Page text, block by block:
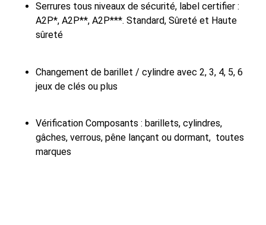
Serrures tous niveaux de sécurité, label certifier :
A2P*, A2P**, A2P***. Standard, Sûreté et Haute
sûreté
Changement de barillet / cylindre avec 2, 3, 4, 5, 6
jeux de clés ou plus
Vérification Composants : barillets, cylindres,
gâches, verrous, pêne lançant ou dormant, toutes
marques